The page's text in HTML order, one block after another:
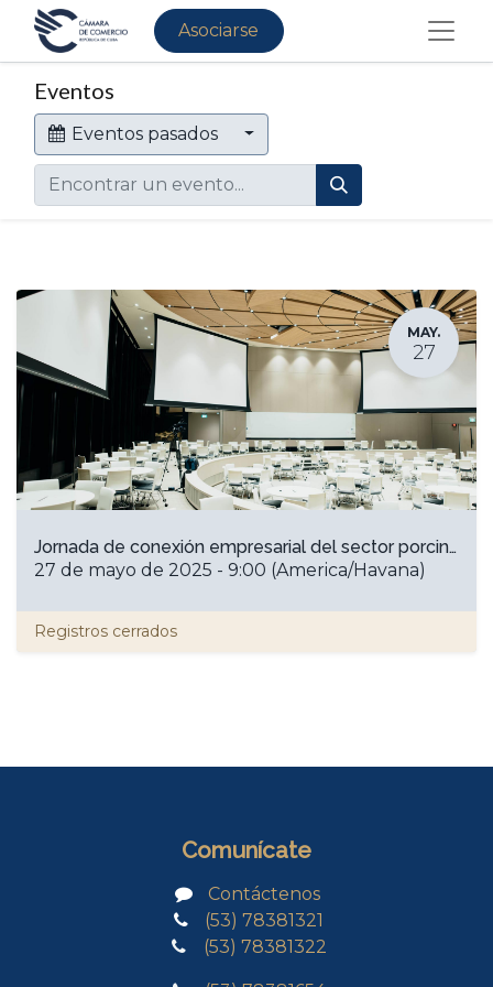
Asociarse
Eventos
Eventos pasados
MAY.
27
Jornada de conexión empresarial del sector porcino
27 de mayo de 2025 - 9:00 (America/Havana)
Registros cerrados
Comunícate
Contáctenos
(53) 78381321
(53) 78381322